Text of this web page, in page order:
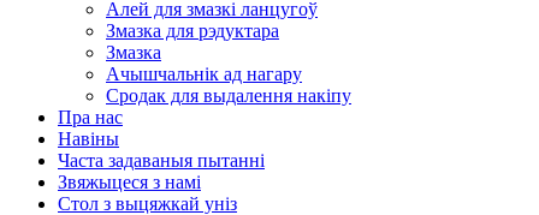
Алей для змазкі ланцугоў
Змазка для рэдуктара
Змазка
Ачышчальнік ад нагару
Сродак для выдалення накіпу
Пра нас
Навіны
Часта задаваныя пытанні
Звяжыцеся з намі
Стол з выцяжкай уніз